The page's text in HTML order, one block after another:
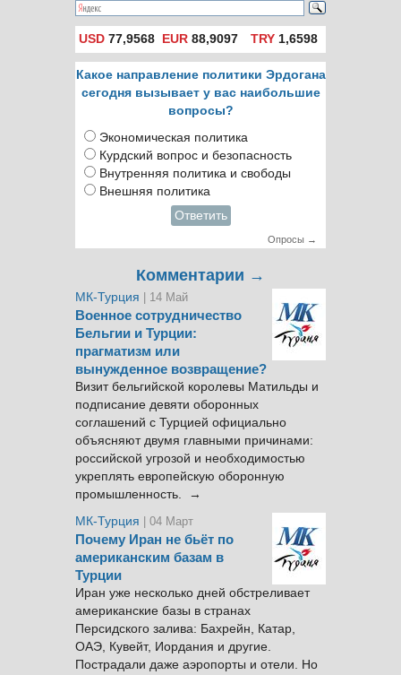
USD 77,9568 EUR 88,9097 TRY1,6598
Какое направление политики Эрдогана
сегодня вызывает у вас наибольшие
вопросы?
Экономическая политика
Курдский вопрос и безопасность
Внутренняя политика и свободы
Внешняя политика
Ответить
Опросы →
Комментарии →
МК-Турция | 14 Май
Военное сотрудничество
Бельгии и Турции:
прагматизм или
вынужденное возвращение?
Визит бельгийской королевы Матильды и
подписание девяти оборонных
соглашений с Турцией официально
объясняют двумя главными причинами:
российской угрозой и необходимостью
укреплять европейскую оборонную
промышленность. →
МК-Турция
| 04 Март
Почему Иран не бьёт по
американским базам в
Турции
Иран уже несколько дней обстреливает
американские базы в странах
Персидского залива: Бахрейн, Катар,
ОАЭ, Кувейт, Иордания и другие.
Пострадали даже аэропорты и отели. Но